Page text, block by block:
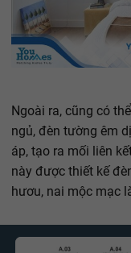
Ngoài ra, cũng có
ngủ, đèn tường êm
áp, tạo ra mối liên
này được thiết kế
hươu, nai mộc mạc